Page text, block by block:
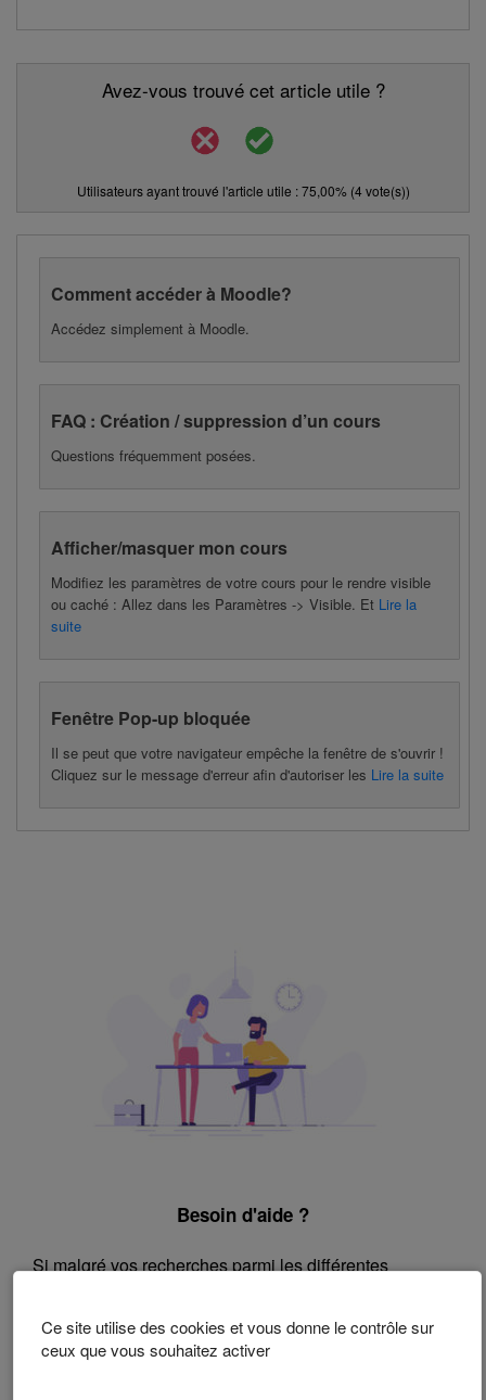
Ce site utilise des cookies et vous donne le contrôle sur
ceux que vous souhaitez activer
Avez-vous trouvé cet article utile ?
Utilisateurs ayant trouvé l'article utile : 75,00% (4 vote(s))
Comment accéder à Moodle?
Accédez simplement à Moodle.
FAQ : Création / suppression d’un cours
Questions fréquemment posées.
Afficher/masquer mon cours
Modifiez les paramètres de votre cours pour le rendre visible
ou caché : Allez dans les Paramètres -> Visible. Et Lire la
suite
Fenêtre Pop-up bloquée
Il se peut que votre navigateur empêche la fenêtre de s'ouvrir !
Cliquez sur le message d'erreur afin d'autoriser les Lire la suite
Besoin d'aide ?
Si malgré vos recherches parmi les différentes
réponses :